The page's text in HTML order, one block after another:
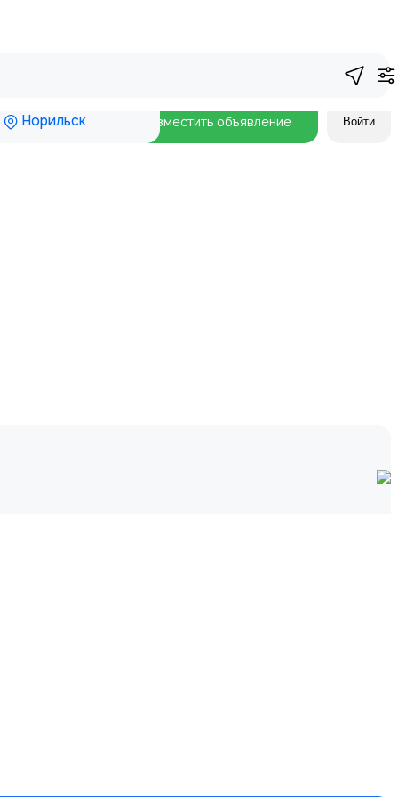
Норильск Разместить объявление Войти